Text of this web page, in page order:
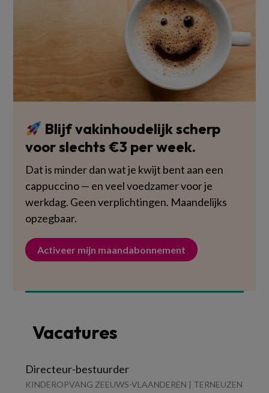
Blijf vakinhoudelijk scherp
voor slechts €3 per week.
Dat is minder dan wat je kwijt bent aan een
cappuccino — en veel voedzamer voor je
werkdag. Geen verplichtingen. Maandelijks
opzegbaar.
Activeer mijn maandabonnement
Vacatures
Directeur-bestuurder
KINDEROPVANG ZEEUWS-VLAANDEREN | TERNEUZEN